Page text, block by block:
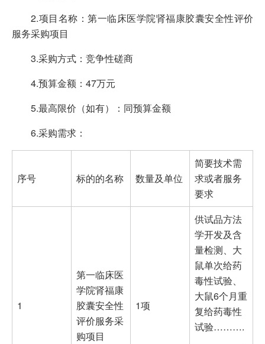
2.项目名称：第一临床医学院肾福康胶囊安全性评价
服务采购项目
3.采购方式：竞争性磋商
4.预算金额：47万元
5.最高限价（如有）：同预算金额
6.采购需求：
序号 标的的名称 数量及单位
简要技术需
求或者服务
要求
1
第一临床医
学院肾福康
胶囊安全性
评价服务采
购项目
1项
供试品方法
学开发及含
量检测、大
鼠单次给药
毒性试验、
大鼠6个月重
复给药毒性
试验……….